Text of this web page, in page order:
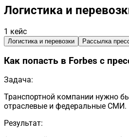
Логистика и
1 кейс
Логистика и перевозки Рассылка
Как попасть в Forbes с
Задача:
Транспортной компании нужно
отраслевые и федеральные СМИ.
Результат: